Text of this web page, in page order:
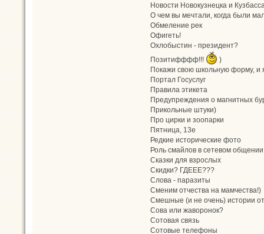
Новости Новокузнецка и
О чем вы мечтали, когда были
Обмеление рек
Офигеть!
Охлобыстин - президент?
Позитифффф!!!
)
Покажи свою школьную форму, и
Портал Госуслуг
Правила этикета
Предупреждения о магнитных
Прикольные штуки)
Про цирки и зоопарки
Пятница, 13е
Редкие исторические фото
Роль смайлов в сетевом общении
Сказки для взрослых
Скидки? ГДЕЕЕ???
Слова - паразиты
Сменим отчества на мамчества!)
Смешные (и не очень) истории
Сова или жаворонок?
Сотовая связь
Сотовые телефоны